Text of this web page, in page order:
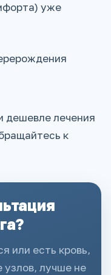
уже
дешевле лечения
к
или есть кровь,
узлов, лучше не